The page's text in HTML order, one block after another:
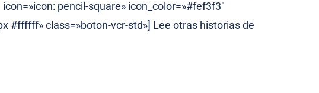
pencil-square» icon_color=»#fef3f3″
#ffffff» class=»boton-vcr-std»] Lee otras historias de